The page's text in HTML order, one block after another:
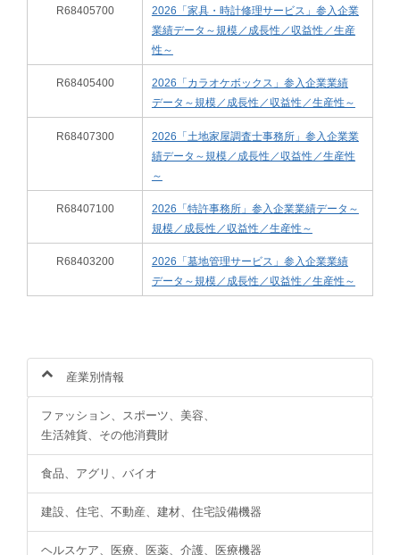
R68405700
2026「家具・時計修理サービス」参入企業
業績データ～規模／成長性／収益性／生産
性～
R68405400
2026「カラオケボックス」参入企業業績
データ～規模／成長性／収益性／生産性～
R68407300
2026「土地家屋調査士事務所」参入企業業
績データ～規模／成長性／収益性／生産性
～
R68407100
2026「特許事務所」参入企業業績データ～
規模／成長性／収益性／生産性～
R68403200
2026「墓地管理サービス」参入企業業績
データ～規模／成長性／収益性／生産性～
産業別情報
ファッション、スポーツ、美容、
生活雑貨、その他消費財
食品、アグリ、バイオ
建設、住宅、不動産、建材、住宅設備機器
ヘルスケア、医療、医薬、介護、医療機器